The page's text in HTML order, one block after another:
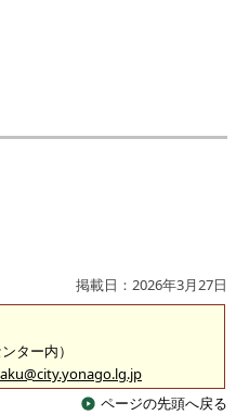
掲載日：2026年3月27日
ター内）
ページの先頭へ戻る